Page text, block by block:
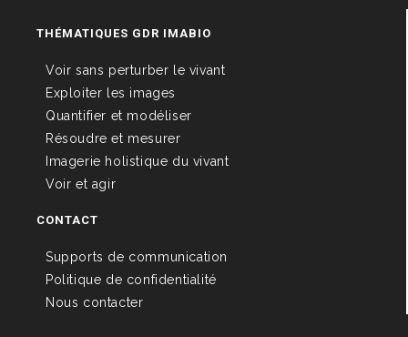
THÉMATIQUES GDR IMABIO
Voir sans perturber le vivant
Exploiter les images
Quantifier et modéliser
Résoudre et mesurer
Imagerie holistique du vivant
Voir et agir
CONTACT
Supports de communication
Politique de confidentialité
Nous contacter